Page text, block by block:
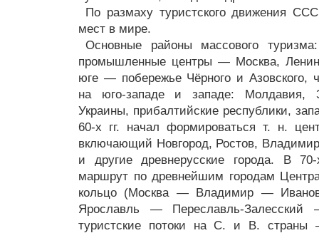
По размаху туристского движения
мест в мире.
Основные районы массового
промышленные центры — Москва,
юге — побережье Чёрного и Азовского,
на юго-западе и западе: Молдавия,
Украины, прибалтийские республики,
60-х гг. начал формироваться т. н.
включающий Новгород, Ростов,
и другие древнерусские города. В
маршрут по древнейшим городам
кольцо (Москва — Владимир —
Ярославль — Переславль-Залесский
туристские потоки на С. и В.